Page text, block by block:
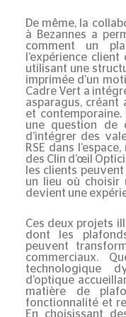
De même, la
à Bezannes a
comment un
l’expérience
utilisant une
imprimée d’un
Cadre Vert a
asparagus, créant
et contemporaine.
une question de
d’intégrer des
RSE dans
des Clin d’œil
les clients
un lieu où choisir
devient une
Ces deux projets
dont les
peuvent
commerciaux.
technologique
d’optique
matière de
fonctionnalité et
En choisissant